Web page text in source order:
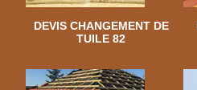
DEVIS CHANGEMENT DE
TUILE 82